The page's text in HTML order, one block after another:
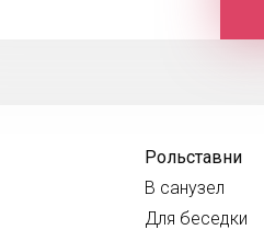
Рольставни
В санузел
Для беседки